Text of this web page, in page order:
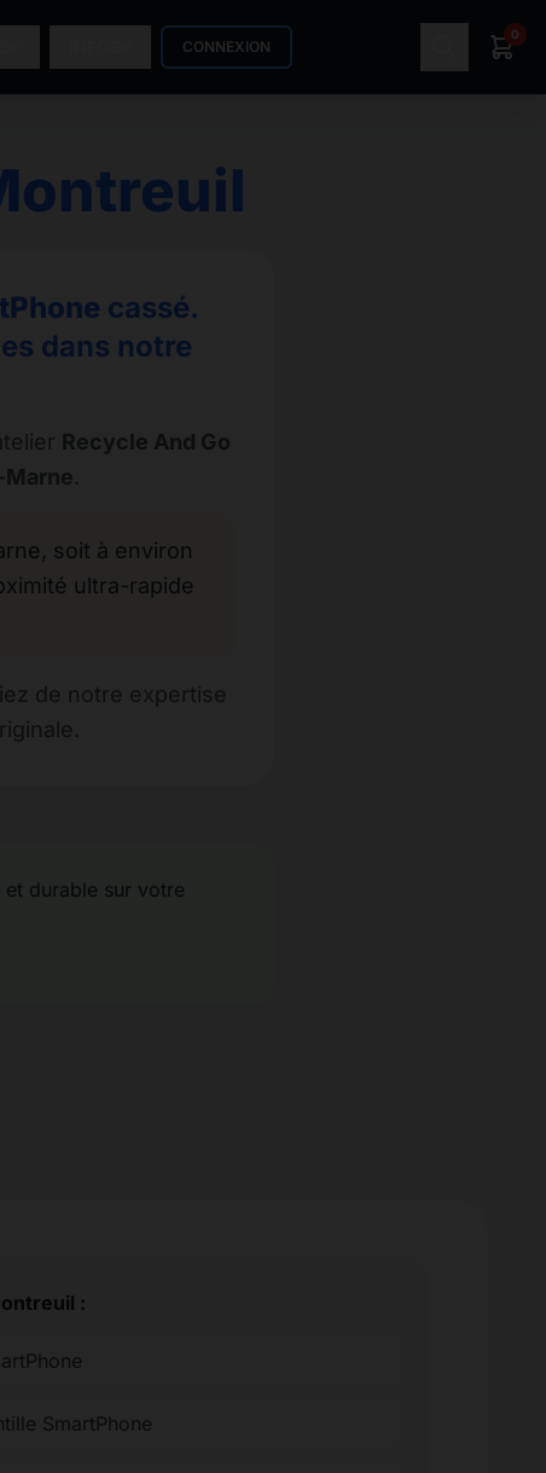
CONNEXION
0
cassé.
dans notre
Recycle And Go
Marne.
soit à environ
ultra-rapide
de notre expertise
durable sur votre
:
SmartPhone